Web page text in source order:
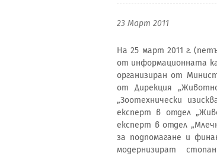
23 Март 2011
На 25 март 2011 г.
от информационната
организиран от
от Дирекция
„Зоотехнически
експерт в отдел
експерт в отдел
за подпомагане и
модернизират